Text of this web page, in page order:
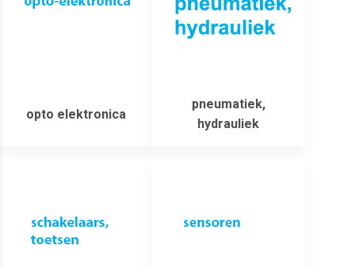
opto elektronica
pneumatiek,
hydrauliek